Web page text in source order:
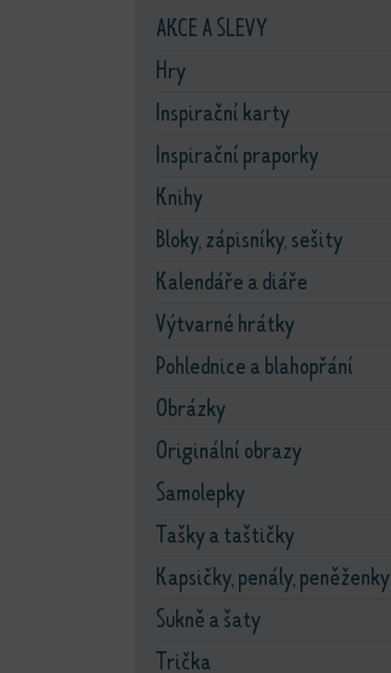
AKCE A SLEVY
Hry
Inspirační karty
Inspirační praporky
Knihy
Bloky, zápisníky, sešity
Kalendáře a diáře
Výtvarné hrátky
Pohlednice a blahopřání
Obrázky
Originální obrazy
Samolepky
Tašky a taštičky
Kapsičky, penály, peněženky
Sukně a šaty
Trička